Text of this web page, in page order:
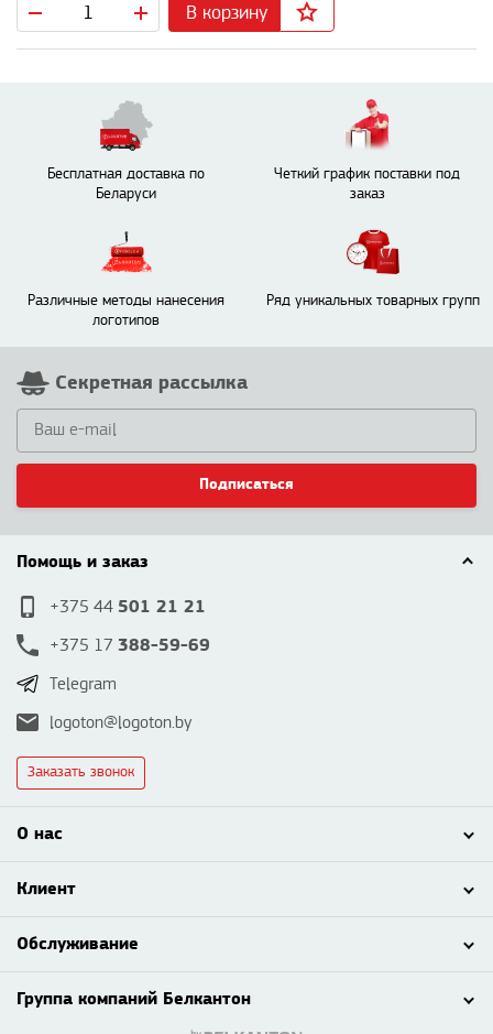
В корзину
Бесплатная доставка по
Беларуси
Четкий график поставки под
заказ
Различные методы нанесения
логотипов
Ряд уникальных товарных групп
Секретная рассылка
Подписаться
Помощь и заказ
+375 44 501 21 21
+375 17 388-59-69
Telegram
logoton@logoton.by
Заказать звонок
О нас
Клиент
Обслуживание
Группа компаний Белкантон